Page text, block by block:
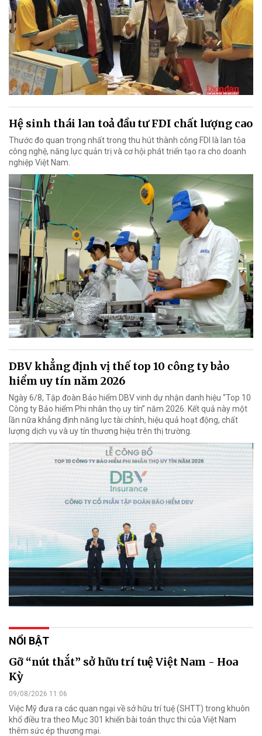
Hệ sinh thái lan toả đầu tư FDI chất lượng cao
Thước đo quan trọng nhất trong thu hút thành công FDI là lan tỏa
công nghệ, năng lực quản trị và cơ hội phát triển tạo ra cho doanh
nghiệp Việt Nam.
DBV khẳng định vị thế top 10 công ty bảo
hiểm uy tín năm 2026
Ngày 6/8, Tập đoàn Bảo hiểm DBV vinh dự nhận danh hiệu “Top 10
Công ty Bảo hiểm Phi nhân thọ uy tín” năm 2026. Kết quả này một
lần nữa khẳng định năng lực tài chính, hiệu quả hoạt động, chất
lượng dịch vụ và uy tín thương hiệu trên thị trường.
NỔI BẬT
Gỡ “nút thắt” sở hữu trí tuệ Việt Nam - Hoa
Kỳ
09/08/2026 11:06
Việc Mỹ đưa ra các quan ngại về sở hữu trí tuệ (SHTT) trong khuôn
khổ điều tra theo Mục 301 khiến bài toán thực thi của Việt Nam
thêm sức ép thương mại.